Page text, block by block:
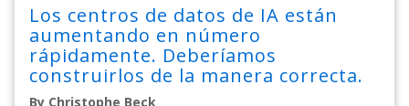
Los centros de datos de IA están
aumentando en número
rápidamente. Deberíamos
construirlos de la manera correcta.
By Christophe Beck